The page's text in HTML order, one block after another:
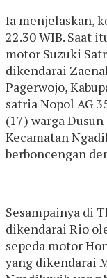
Ia menjelaskan,
22.30 WIB. Saat
motor Suzuki
dikendarai
Pagerwojo,
satria Nopol AG
(17) warga
Kecamatan
berboncengan
Sesampainya di
dikendarai Rio
sepeda motor
yang dikendarai